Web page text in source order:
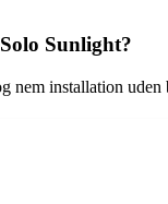
Sunlight?
nem installation